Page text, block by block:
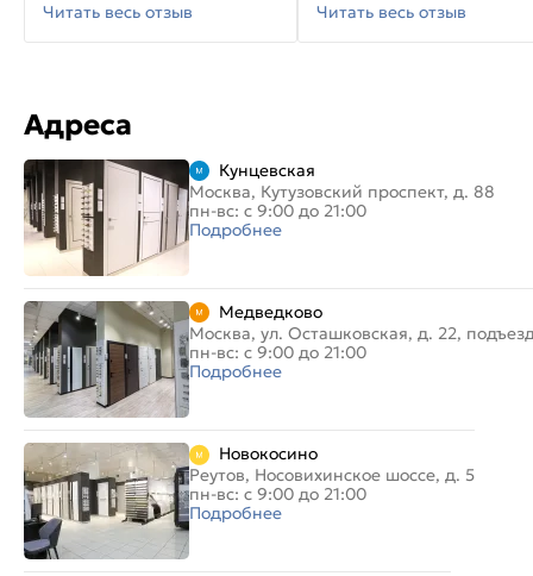
Читать весь отзыв
Читать весь отзыв
Адреса
Кунцевская
Москва, Кутузовский проспект, д. 88
пн-вс: с 9:00 до 21:00
Подробнее
Медведково
Москва, ул. Осташковская, д. 22,
пн-вс: с 9:00 до 21:00
Подробнее
Новокосино
Реутов, Носовихинское шоссе, д. 5
пн-вс: с 9:00 до 21:00
Подробнее